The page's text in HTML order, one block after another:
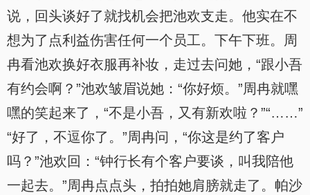
说，回头谈好了就找机会把池欢支走。他实在不
想为了点利益伤害任何一个员工。下午下班。周
冉看池欢换好衣服再补妆，走过去问她，“跟小吾
有约会啊？”池欢皱眉说她：“你好烦。”周冉就嘿
嘿的笑起来了，“不是小吾，又有新欢啦？”“……”
“好了，不逗你了。”周冉问，“你这是约了客户
吗？”池欢回：“钟行长有个客户要谈，叫我陪他
一起去。”周冉点点头，拍拍她肩膀就走了。帕沙